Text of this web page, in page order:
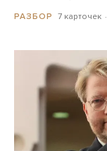
РАЗБОР 7 карточек